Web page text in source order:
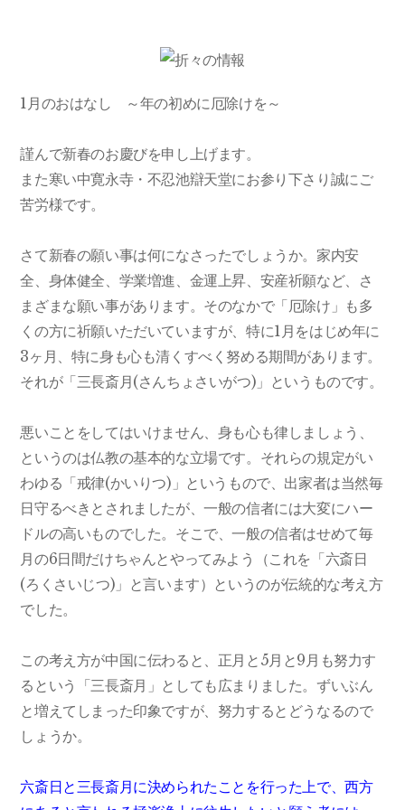
1月のおはなし ～年の初めに厄除けを～
謹んで新春のお慶びを申し上げます。
また寒い中寛永寺・不忍池辯天堂にお参り下さり誠にご
苦労様です。
さて新春の願い事は何になさったでしょうか。家内安
全、身体健全、学業増進、金運上昇、安産祈願など、さ
まざまな願い事があります。そのなかで「厄除け」も多
くの方に祈願いただいていますが、特に1月をはじめ年に
3ヶ月、特に身も心も清くすべく努める期間があります。
それが「三長斎月(さんちょさいがつ)」というものです。
悪いことをしてはいけません、身も心も律しましょう、
というのは仏教の基本的な立場です。それらの規定がい
わゆる「戒律(かいりつ)」というもので、出家者は当然毎
日守るべきとされましたが、一般の信者には大変にハー
ドルの高いものでした。そこで、一般の信者はせめて毎
月の6日間だけちゃんとやってみよう（これを「六斎日
(ろくさいじつ)」と言います）というのが伝統的な考え方
でした。
この考え方が中国に伝わると、正月と5月と9月も努力す
るという「三長斎月」としても広まりました。ずいぶん
と増えてしまった印象ですが、努力するとどうなるので
しょうか。
六斎日と三長斎月に決められたことを行った上で、西方